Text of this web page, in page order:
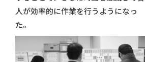
人が効率的に作業を行うようになっ
た。